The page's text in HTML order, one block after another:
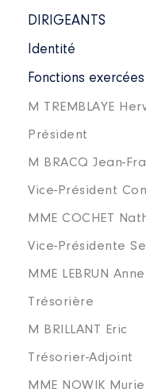
DIRIGEANTS
Identité
Fonctions exercées
M TREMBLAYE
Président
M BRACQ Jean-
Vice-Président
MME COCHET
Vice-Présidente
MME LEBRUN Anne
Trésorière
M BRILLANT Eric
Trésorier-Adjoint
MME NOWIK Muriel